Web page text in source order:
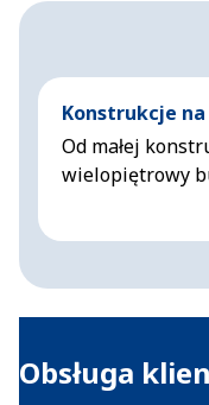
Konstrukcje
Od małej
wielopiętrowy
Obsługa